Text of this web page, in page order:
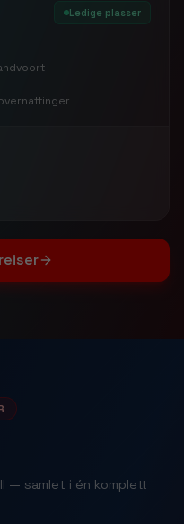
Ledige plasser
— samlet i én komplett